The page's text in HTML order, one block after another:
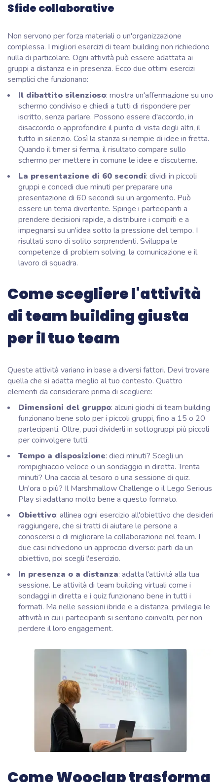
Sfide collaborative
Non servono per forza materiali o un'organizzazione
complessa. I migliori esercizi di team building non richiedono
nulla di particolare. Ogni attività può essere adattata ai
gruppi a distanza e in presenza. Ecco due ottimi esercizi
semplici che funzionano:
Il dibattito silenzioso: mostra un'affermazione su uno
schermo condiviso e chiedi a tutti di rispondere per
iscritto, senza parlare. Possono essere d'accordo, in
disaccordo o approfondire il punto di vista degli altri, il
tutto in silenzio. Così la stanza si riempie di idee in fretta.
Quando il timer si ferma, il risultato compare sullo
schermo per mettere in comune le idee e discuterne.
La presentazione di 60 secondi: dividi in piccoli
gruppi e concedi due minuti per preparare una
presentazione di 60 secondi su un argomento. Può
essere un tema divertente. Spinge i partecipanti a
prendere decisioni rapide, a distribuire i compiti e a
impegnarsi su un'idea sotto la pressione del tempo. I
risultati sono di solito sorprendenti. Sviluppa le
competenze di problem solving, la comunicazione e il
lavoro di squadra.
Come scegliere l'attività
di team building giusta
per il tuo team
Queste attività variano in base a diversi fattori. Devi trovare
quella che si adatta meglio al tuo contesto. Quattro
elementi da considerare prima di scegliere:
Dimensioni del gruppo: alcuni giochi di team building
funzionano bene solo per i piccoli gruppi, fino a 15 o 20
partecipanti. Oltre, puoi dividerli in sottogruppi più piccoli
per coinvolgere tutti.
Tempo a disposizione: dieci minuti? Scegli un
rompighiaccio veloce o un sondaggio in diretta. Trenta
minuti? Una caccia al tesoro o una sessione di quiz.
Un'ora o più? Il Marshmallow Challenge o il Lego Serious
Play si adattano molto bene a questo formato.
Obiettivo: allinea ogni esercizio all'obiettivo che desideri
raggiungere, che si tratti di aiutare le persone a
conoscersi o di migliorare la collaborazione nel team. I
due casi richiedono un approccio diverso: parti da un
obiettivo, poi scegli l'esercizio.
In presenza o a distanza: adatta l'attività alla tua
sessione. Le attività di team building virtuali come i
sondaggi in diretta e i quiz funzionano bene in tutti i
formati. Ma nelle sessioni ibride e a distanza, privilegia le
attività in cui i partecipanti si sentono coinvolti, per non
perdere il loro engagement.
Come Wooclap trasforma